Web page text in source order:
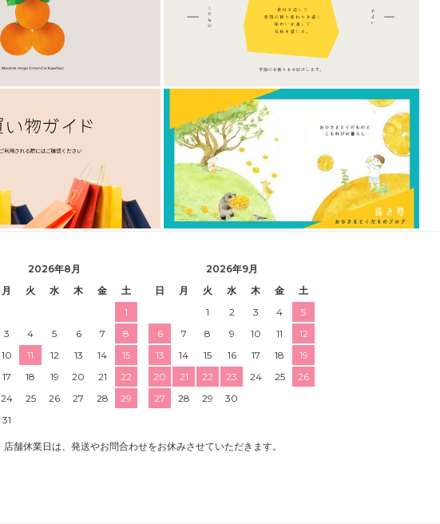
2026年8月
月 火 水 木 金
土
1
3 4 5 6 7
8
10 11 12 13 14
15
17 18 19 20 21
22
24 25 26 27 28
29
31
2026年9月
日
月 火 水 木 金
土
1
2 3 4
5
6
7 8 9 10 11
12
13
14 15 16 17 18
19
20
21 22 23 24 25
26
27
28 29 30
店舗休業日は、発送やお問合わせをお休みさせていただきます。